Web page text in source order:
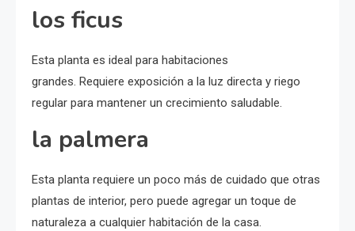
los ficus
Esta planta es ideal para habitaciones
grandes. Requiere exposición a la luz directa y riego
regular para mantener un crecimiento saludable.
la palmera
Esta planta requiere un poco más de cuidado que otras
plantas de interior, pero puede agregar un toque de
naturaleza a cualquier habitación de la casa.